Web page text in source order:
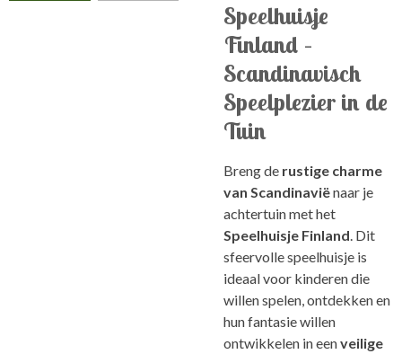
Speelhuisje
Finland –
Scandinavisch
Speelplezier in de
Tuin
Breng de rustige charme
van Scandinaviënaar je
achtertuin met het
Speelhuisje Finland. Dit
sfeervolle speelhuisje is
ideaal voor kinderen die
willen spelen, ontdekken en
hun fantasie willen
ontwikkelen in eenveilige